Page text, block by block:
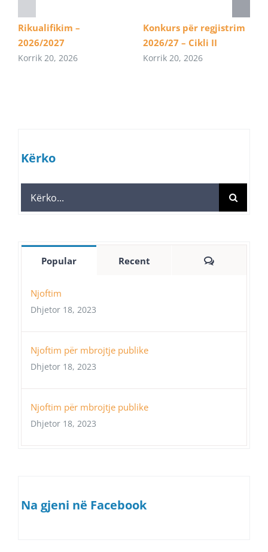
Rikualifikim –
2026/2027
Korrik 20, 2026
Konkurs për regjistrim
2026/27 – Cikli II
Korrik 20, 2026
Kërko
Search
for:
Popular Recent Comments
Njoftim
Dhjetor 18, 2023
Njoftim për mbrojtje publike
Dhjetor 18, 2023
Njoftim për mbrojtje publike
Dhjetor 18, 2023
Na gjeni në Facebook